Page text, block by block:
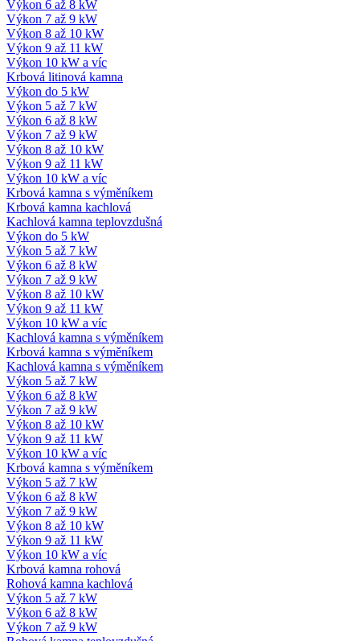
Výkon 6 až 8 kW
Výkon 7 až 9 kW
Výkon 8 až 10 kW
Výkon 9 až 11 kW
Výkon 10 kW a víc
Krbová litinová kamna
Výkon do 5 kW
Výkon 5 až 7 kW
Výkon 6 až 8 kW
Výkon 7 až 9 kW
Výkon 8 až 10 kW
Výkon 9 až 11 kW
Výkon 10 kW a víc
Krbová kamna s výměníkem
Krbová kamna kachlová
Kachlová kamna teplovzdušná
Výkon do 5 kW
Výkon 5 až 7 kW
Výkon 6 až 8 kW
Výkon 7 až 9 kW
Výkon 8 až 10 kW
Výkon 9 až 11 kW
Výkon 10 kW a víc
Kachlová kamna s výměníkem
Krbová kamna s výměníkem
Kachlová kamna s výměníkem
Výkon 5 až 7 kW
Výkon 6 až 8 kW
Výkon 7 až 9 kW
Výkon 8 až 10 kW
Výkon 9 až 11 kW
Výkon 10 kW a víc
Krbová kamna s výměníkem
Výkon 5 až 7 kW
Výkon 6 až 8 kW
Výkon 7 až 9 kW
Výkon 8 až 10 kW
Výkon 9 až 11 kW
Výkon 10 kW a víc
Krbová kamna rohová
Rohová kamna kachlová
Výkon 5 až 7 kW
Výkon 6 až 8 kW
Výkon 7 až 9 kW